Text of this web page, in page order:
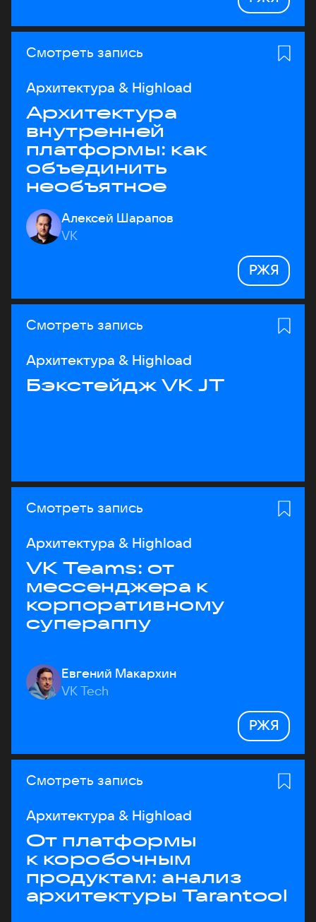
Смотреть запись
Архитектура & Highload
Архитектура
внутренней
платформы: как
объединить
необъятное
Алексей Шарапов
VK
РЖЯ
Смотреть запись
Архитектура & Highload
Бэкстейдж VK JT
Смотреть запись
Архитектура & Highload
VK Teams: от
мессенджера к
корпоративному
супераппу
Евгений Макархин
VK Tech
РЖЯ
Смотреть запись
Архитектура & Highload
От платформы
к коробочным
продуктам: анализ
архитектуры Tarantool